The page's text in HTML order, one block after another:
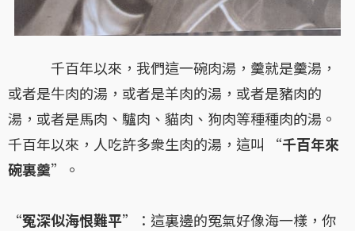
千百年以來，我們這一碗肉湯，羹就是羹湯，
或者是牛肉的湯，或者是羊肉的湯，或者是豬肉的
湯，或者是馬肉、驢肉、貓肉、狗肉等種種肉的湯。
千百年以來，人吃許多衆生肉的湯，這叫 “千百年來
碗裏羹”。
“冤深似海恨難平”：這裏邊的冤氣好像海一樣，你